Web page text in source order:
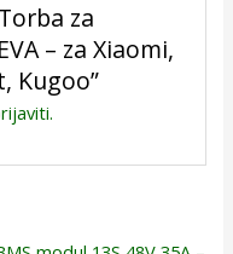
za
– za Xiaomi,
Kugoo”
.